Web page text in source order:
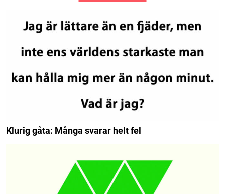
Klurig gåta: Många svarar helt fel